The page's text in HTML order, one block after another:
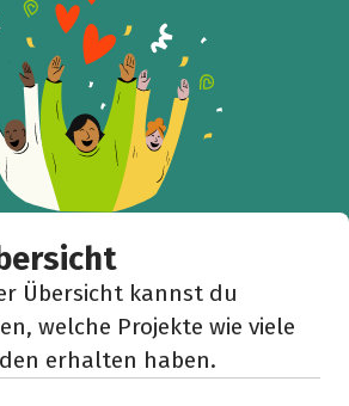
Übersicht kannst du
welche Projekte wie viele
erhalten haben.